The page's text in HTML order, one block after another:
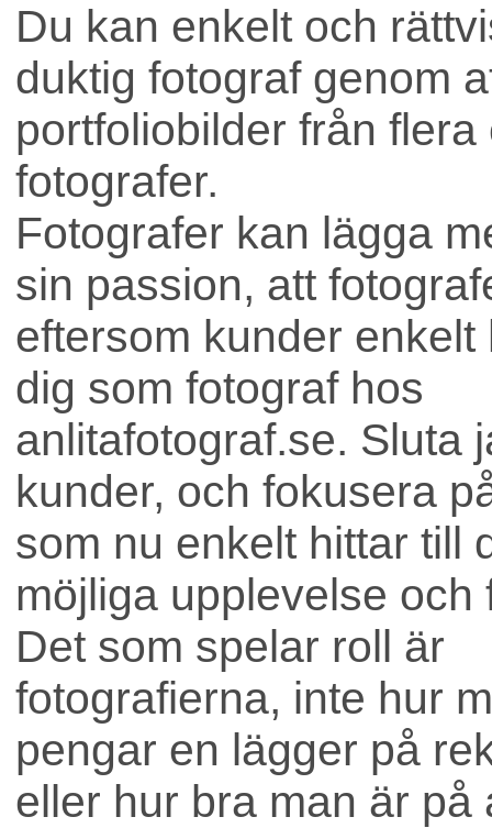
Du kan enkelt och
duktig fotograf genom
portfoliobilder från flera
fotografer.
Fotografer kan lägga
sin passion, att
eftersom kunder enkelt
dig som fotograf hos
anlitafotograf.se. Sluta
kunder, och fokusera
som nu enkelt hittar till
möjliga upplevelse och
Det som spelar roll är
fotografierna, inte hur
pengar en lägger på
eller hur bra man är på